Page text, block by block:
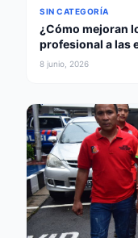
SIN CATEGORÍA
¿Cómo mejoran
profesional a las
8 junio, 2026